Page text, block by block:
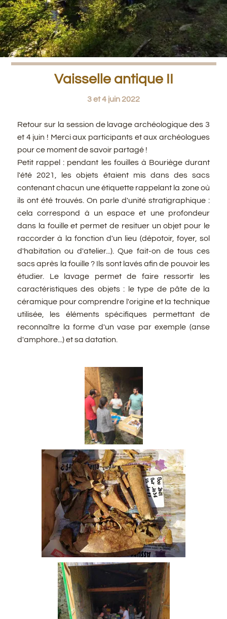
Vaisselle antique II
3 et 4 juin 2022
Retour sur la session de lavage archéologique des 3
et 4 juin ! Merci aux participants et aux archéologues
pour ce moment de savoir partagé !
Petit rappel : pendant les fouilles à Bouriège durant
l'été 2021, les objets étaient mis dans des sacs
contenant chacun une étiquette rappelant la zone où
ils ont été trouvés. On parle d'unité stratigraphique :
cela correspond à un espace et une profondeur
dans la fouille et permet de resituer un objet pour le
raccorder à la fonction d'un lieu (dépotoir, foyer, sol
d'habitation ou d'atelier...). Que fait-on de tous ces
sacs après la fouille ? Ils sont lavés afin de pouvoir les
étudier. Le lavage permet de faire ressortir les
caractéristiques des objets : le type de pâte de la
céramique pour comprendre l'origine et la technique
utilisée, les éléments spécifiques permettant de
reconnaître la forme d'un vase par exemple (anse
d'amphore...) et sa datation.